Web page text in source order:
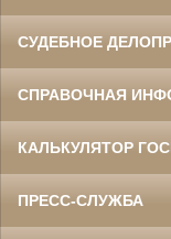
СУДЕБНОЕ
СПРАВОЧНАЯ
КАЛЬКУЛЯТОР
ПРЕСС-СЛУЖБА